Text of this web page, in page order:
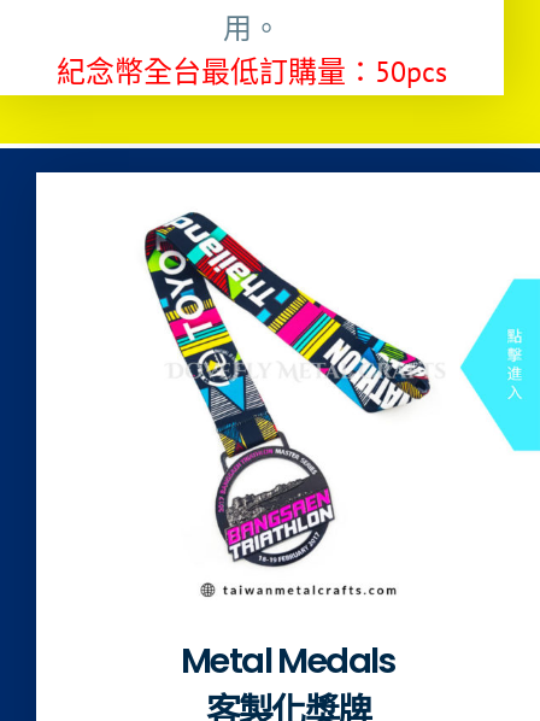
用。
紀念幣全台最低訂購量：50pcs
Metal Medals